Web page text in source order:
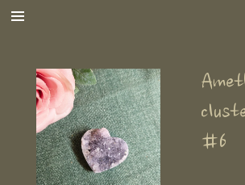
Ga
hoofdinhoud
#6